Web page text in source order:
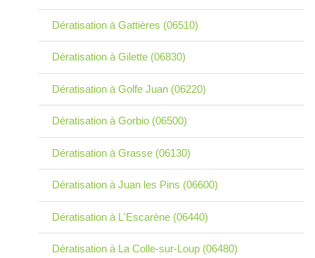
Dératisation à Gattières (06510)
Dératisation à Gilette (06830)
Dératisation à Golfe Juan (06220)
Dératisation à Gorbio (06500)
Dératisation à Grasse (06130)
Dératisation à Juan les Pins (06600)
Dératisation à L'Escarène (06440)
Dératisation à La Colle-sur-Loup (06480)